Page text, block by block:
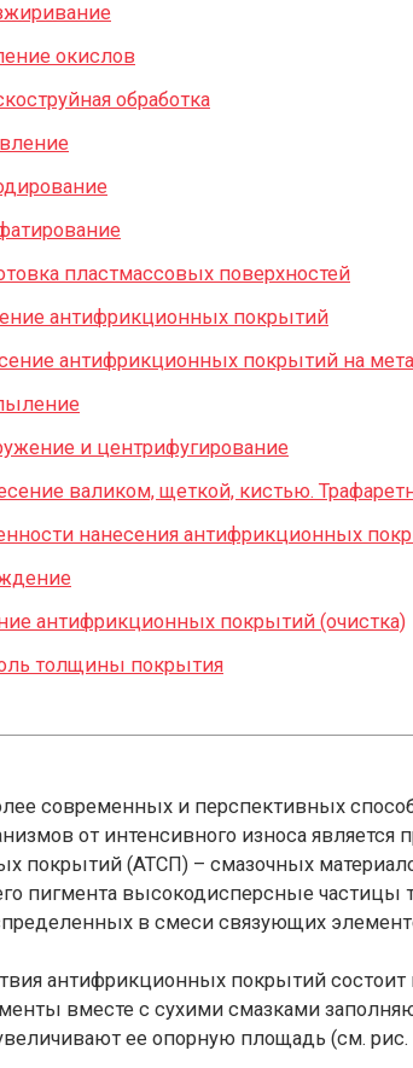
окислов
обработка
пластмассовых поверхностей
антифрикционных покрытий
антифрикционных покрытий на
и центрифугирование
валиком, щеткой, кистью.
нанесения антифрикционных
антифрикционных покрытий (очистка)
толщины покрытия
современных и перспективных
от интенсивного износа
покрытий (АТСП) – смазочных
пигмента высокодисперсные
в смеси связующих
антифрикционных покрытий
вместе с сухими смазками
ее опорную площадь (см. рис.